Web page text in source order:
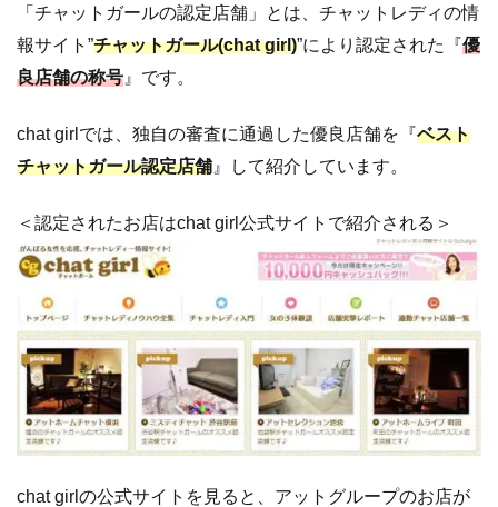
「チャットガールの認定店舗」とは、チャットレディの情
報サイト”チャットガール(chat girl)”により認定された『優
良店舗の称号 』です。
chat girlでは、独自の審査に通過した優良店舗を『ベスト
チャットガール認定店舗 』して紹介しています。
＜認定されたお店はchat girl公式サイトで紹介される＞
chat girlの公式サイトを見ると、アットグループのお店が